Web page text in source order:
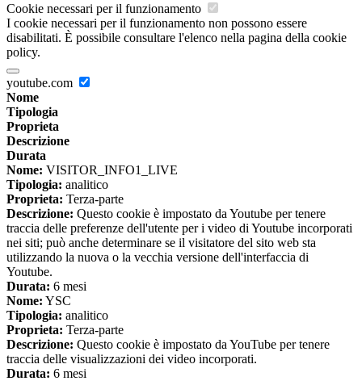
Cookie necessari per il funzionamento
I cookie necessari per il funzionamento non possono essere
disabilitati. È possibile consultare l'elenco nella pagina della cookie
policy.
youtube.com
Nome
Tipologia
Proprieta
Descrizione
Durata
Nome: VISITOR_INFO1_LIVE
Tipologia: analitico
Proprieta: Terza-parte
Descrizione: Questo cookie è impostato da Youtube per tenere
traccia delle preferenze dell'utente per i video di Youtube incorporati
nei siti; può anche determinare se il visitatore del sito web sta
utilizzando la nuova o la vecchia versione dell'interfaccia di
Youtube.
Durata: 6 mesi
Nome: YSC
Tipologia: analitico
Proprieta: Terza-parte
Descrizione: Questo cookie è impostato da YouTube per tenere
traccia delle visualizzazioni dei video incorporati.
Durata: 6 mesi